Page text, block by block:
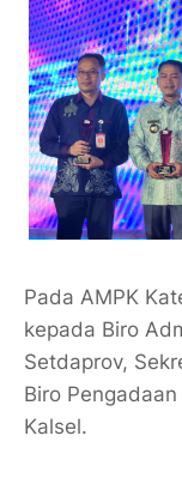
Pada AMPK
kepada Biro
Setdaprov,
Biro
Kalsel.